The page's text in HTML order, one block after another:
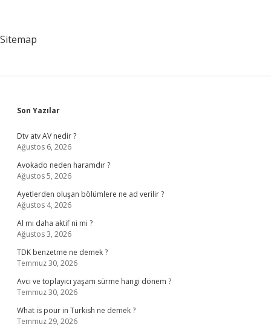
Sitemap
Sidebar
Son Yazılar
Dtv atv AV nedir ?
Ağustos 6, 2026
Avokado neden haramdır ?
Ağustos 5, 2026
Ayetlerden oluşan bölümlere ne ad verilir ?
Ağustos 4, 2026
Al mı daha aktif ni mi ?
Ağustos 3, 2026
TDK benzetme ne demek ?
Temmuz 30, 2026
Avcı ve toplayıcı yaşam sürme hangi dönem ?
Temmuz 30, 2026
What is pour in Turkish ne demek ?
Temmuz 29, 2026